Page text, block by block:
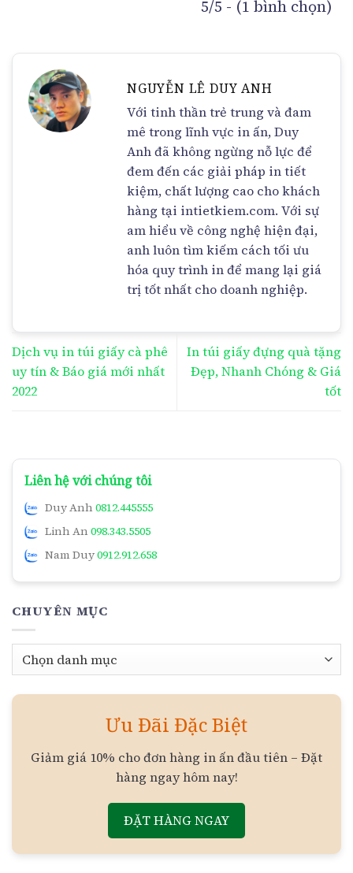
5/5 - (1 bình chọn)
NGUYỄN LÊ DUY ANH
Với tinh thần trẻ trung và đam
mê trong lĩnh vực in ấn, Duy
Anh đã không ngừng nỗ lực để
đem đến các giải pháp in tiết
kiệm, chất lượng cao cho khách
hàng tại intietkiem.com. Với sự
am hiểu về công nghệ hiện đại,
anh luôn tìm kiếm cách tối ưu
hóa quy trình in để mang lại giá
trị tốt nhất cho doanh nghiệp.
Dịch vụ in túi giấy cà phê
uy tín & Báo giá mới nhất
2022
In túi giấy đựng quà tặng
Đẹp, Nhanh Chóng & Giá
tốt
Liên hệ với chúng tôi
Duy Anh 0812.445555
Linh An 098.343.5505
Nam Duy0912.912.658
CHUYÊN MỤC
Chuyên
Ưu Đãi Đặc Biệt
Giảm giá 10% cho đơn hàng in ấn đầu tiên – Đặt
hàng ngay hôm nay!
ĐẶT HÀNG NGAY